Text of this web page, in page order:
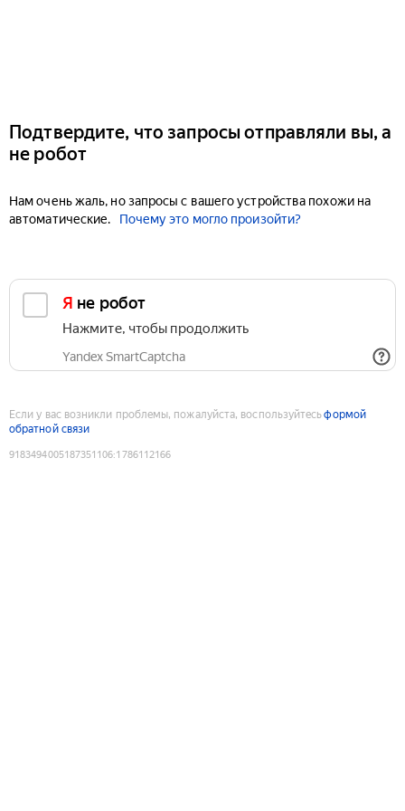
Подтвердите, что запросы отправляли вы, а
не робот
Нам очень жаль, но запросы с вашего устройства похожи на
автоматические.
Почему это могло произойти?
Я не робот
Нажмите, чтобы продолжить
Yandex SmartCaptcha
Если у вас возникли проблемы, пожалуйста, воспользуйтесьформой
обратной связи
9183494005187351106:1786112166